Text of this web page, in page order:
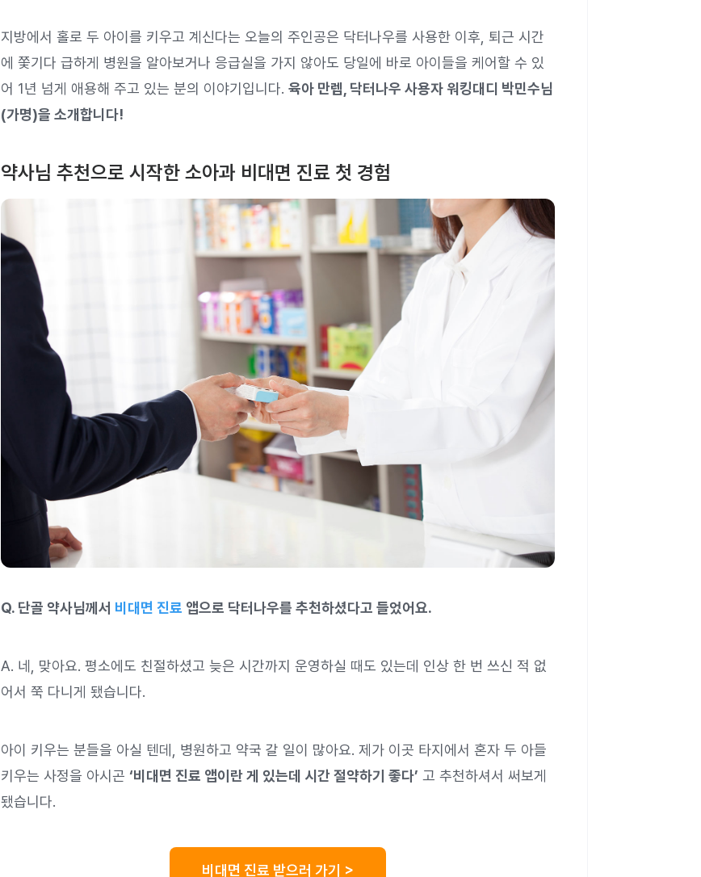
지방에서 홀로 두 아이를 키우고 계신다는 오늘의 주인공은 닥터나우를 사용한 이후, 퇴근 시간
에 쫓기다 급하게 병원을 알아보거나 응급실을 가지 않아도 당일에 바로 아이들을 케어할 수 있
어 1년 넘게 애용해 주고 있는 분의 이야기입니다. 육아 만렙, 닥터나우 사용자 워킹대디 박민수님
(가명)을 소개합니다!
약사님 추천으로 시작한 소아과 비대면 진료 첫 경험
Q. 단골 약사님께서 비대면 진료 앱으로 닥터나우를 추천하셨다고 들었어요.
A. 네, 맞아요. 평소에도 친절하셨고 늦은 시간까지 운영하실 때도 있는데 인상 한 번 쓰신 적 없
어서 쭉 다니게 됐습니다.
아이 키우는 분들을 아실 텐데, 병원하고 약국 갈 일이 많아요. 제가 이곳 타지에서 혼자 두 아들
키우는 사정을 아시곤 ‘비대면 진료 앱이란 게 있는데 시간 절약하기 좋다’ 고 추천하셔서 써보게
됐습니다.
비대면 진료 받으러 가기 >